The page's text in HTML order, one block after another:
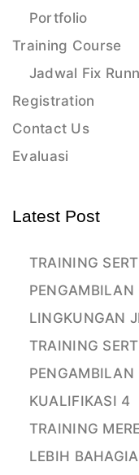
Portfolio
Training Course
Jadwal Fix
Registration
Contact Us
Evaluasi
Latest Post
TRAINING
PENGAMBILAN
LINGKUNGAN
TRAINING
KUALIFIKASI 4
TRAINING
LEBIH